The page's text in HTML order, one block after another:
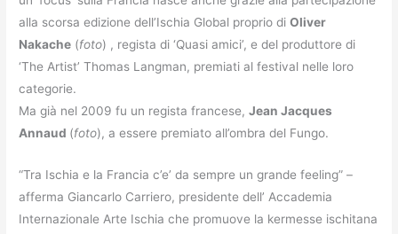
alla scorsa edizione dell’Ischia Global proprio diOliver
Nakache (foto) , regista di ‘Quasi amici’, e del produttore di
‘The Artist’ Thomas Langman, premiati al festival nelle loro
categorie.
Ma già nel 2009 fu un regista francese,Jean Jacques
Annaud (foto), a essere premiato all’ombra del Fungo.
“Tra Ischia e la Francia c’e’ da sempre un grande feeling” –
afferma Giancarlo Carriero, presidente dell’ Accademia
Internazionale Arte Ischia che promuove la kermesse ischitana